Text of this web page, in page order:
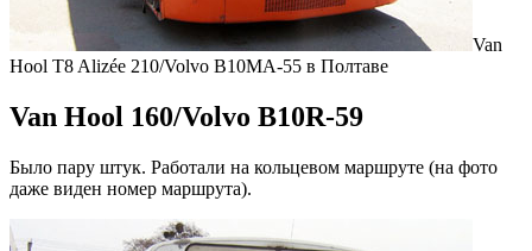
Van
Hool T8 Alizée 210/Volvo B10MA-55 в Полтаве
Van Hool 160/Volvo B10R-59
Было пару штук. Работали на кольцевом маршруте (на фото
даже виден номер маршрута).